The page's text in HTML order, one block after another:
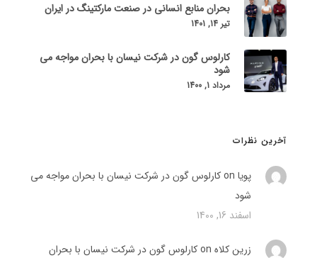
بحران منابع انسانی در صنعت مارکتینگ در ایران
تیر 14, 1401
کارلوس گون در شرکت نیسان با بحران مواجه می
شود
مرداد 1, 1400
آخرین نظرات
پویا on
کارلوس گون در شرکت نیسان با بحران مواجه می
شود
اسفند 16, 1400
زرین کلاهon
کارلوس گون در شرکت نیسان با بحران